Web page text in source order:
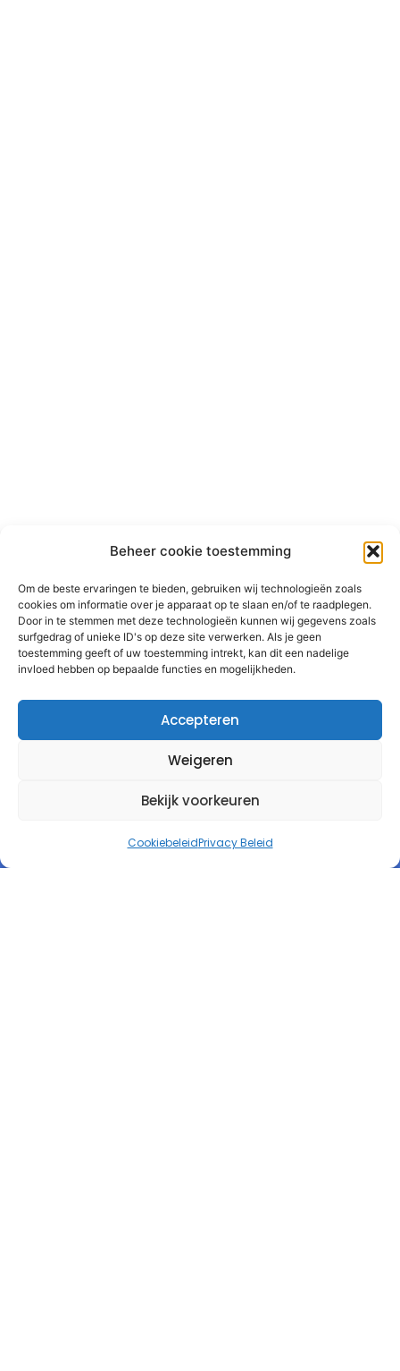
Beheer cookie toestemming
Om de beste ervaringen te bieden, gebruiken wij technologieën zoals
cookies om informatie over je apparaat op te slaan en/of te raadplegen.
Door in te stemmen met deze technologieën kunnen wij gegevens zoals
surfgedrag of unieke ID's op deze site verwerken. Als je geen
toestemming geeft of uw toestemming intrekt, kan dit een nadelige
invloed hebben op bepaalde functies en mogelijkheden.
Accepteren
Weigeren
Bekijk voorkeuren
CookiebeleidPrivacy Beleid